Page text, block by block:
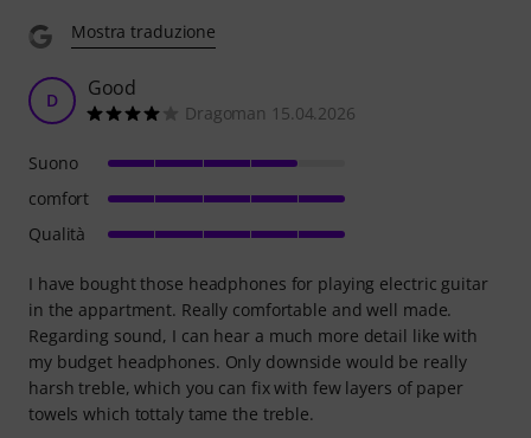
Mostra traduzione
D Good
Dragoman 15.04.2026
I have bought those headphones for playing electric guitar
in the appartment. Really comfortable and well made.
Regarding sound, I can hear a much more detail like with
my budget headphones. Only downside would be really
harsh treble, which you can fix with few layers of paper
towels which tottaly tame the treble.
Suono
comfort
Qualità